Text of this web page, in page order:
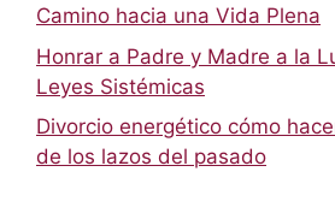
Camino hacia una Vida Plena
Honrar a Padre y Madre a la
Leyes Sistémicas
Divorcio energético cómo
de los lazos del pasado